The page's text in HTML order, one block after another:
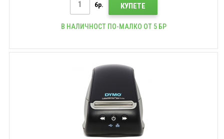
бр. КУПЕТЕ
В НАЛИЧНОСТ ПО-МАЛКО ОТ 5 БР